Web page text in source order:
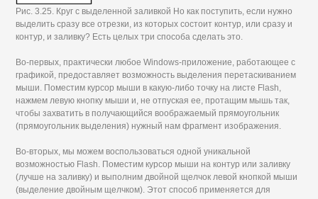
Рис. 3.25. Круг с выделенной заливкой Но как поступить, если нужно
выделить сразу все отрезки, из которых состоит контур, или сразу и
контур, и заливку? Есть целых три способа сделать это.
Во-первых, практически любое Windows-приложение, работающее с
графикой, предоставляет возможность выделения перетаскиванием
мыши. Поместим курсор мыши в какую-либо точку на листе Flash,
нажмем левую кнопку мыши и, не отпуская ее, протащим мышь так,
чтобы захватить в получающийся воображаемый прямоугольник
(прямоугольник выделения) нужный нам фрагмент изображения.
Во-вторых, мы можем воспользоваться одной уникальной
возможностью Flash. Поместим курсор мыши на контур или заливку
(лучше на заливку) и выполним двойной щелчок левой кнопкой мыши
(выделение двойным щелчком). Этот способ применяется для